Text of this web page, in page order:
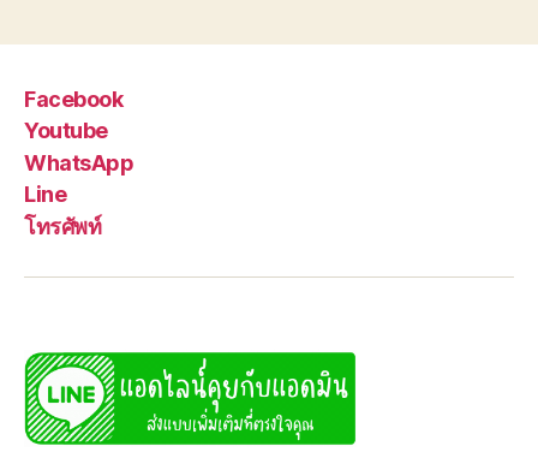
Facebook
Youtube
WhatsApp
Line
โทรศัพท์